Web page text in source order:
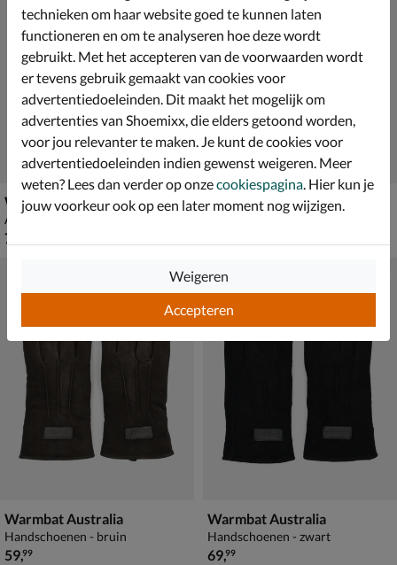
Warmbat Australia
Accessoires - zwart
€ 79,99
79
Warmbat Australia Bilby
Warmbat Australia
Handschoenen - bruin
€ 59,99
59,99
Warmbat Australia
Handschoenen - zwart
€ 69,99
69,99
technieken om haar website goed te kunnen laten
functioneren en om te analyseren hoe deze wordt
gebruikt. Met het accepteren van de voorwaarden wordt
er tevens gebruik gemaakt van cookies voor
advertentiedoeleinden. Dit maakt het mogelijk om
advertenties van Shoemixx, die elders getoond worden,
voor jou relevanter te maken. Je kunt de cookies voor
advertentiedoeleinden indien gewenst weigeren. Meer
weten? Lees dan verder op onzecookiespagina . Hier kun je
jouw voorkeur ook op een later moment nog wijzigen.
Accepteren
Weigeren